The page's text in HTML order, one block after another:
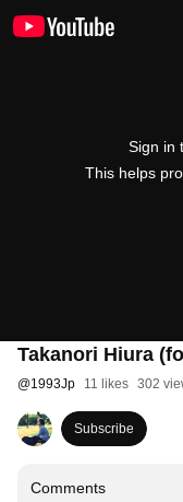
Sign in
This helps
Takanori Hiura
@1993Jp 11 likes 302
Subscribe
Comments